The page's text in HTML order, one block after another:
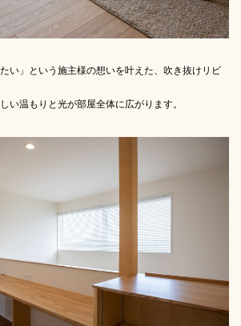
い」という施主様の想いを叶えた、吹き抜けリビ
い温もりと光が部屋全体に広がります。